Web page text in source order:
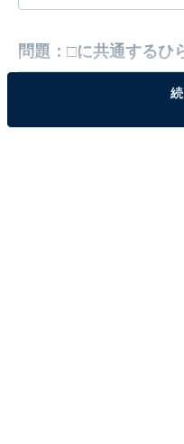
問題：□に共通するひ